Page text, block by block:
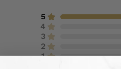
5
4
3
2
1